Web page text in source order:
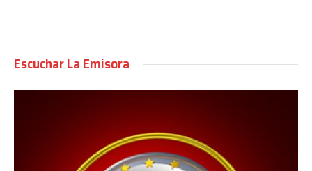
Escuchar La Emisora